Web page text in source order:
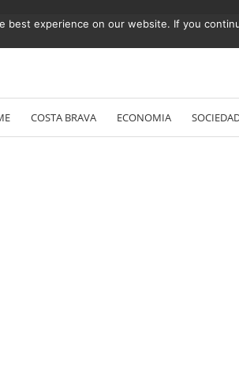
Vés
al
contingut
COSTA BRAVA ECONOMIA
best experience on our website. If you